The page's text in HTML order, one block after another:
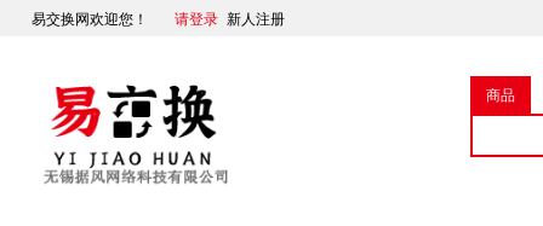
易交换网欢迎您！ 请登录 新人注册
商品